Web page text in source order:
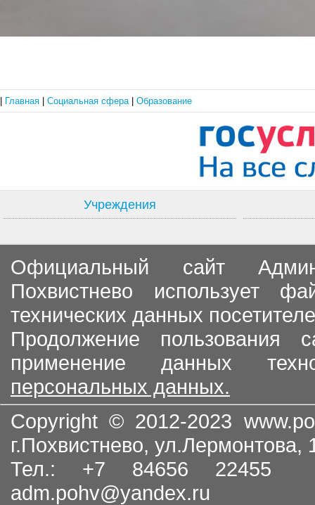
Главная Социальная сфера Образование
Учреждения
Официальный сайт
Похвистнево использует
технических данных
Продолжение пользования
применение данных
персональных данных.
Copyright © 2012-2023
г.Похвистнево, ул.Лермонтова,
Тел.: +7 84656
adm.pohv@yandex.ru